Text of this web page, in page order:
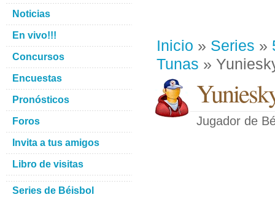
Inicio » Series »
Tunas »
Jugador de
Noticias
En vivo!!!
Concursos
Encuestas
Pronósticos
Foros
Invita a tus amigos
Libro de visitas
Series de Béisbol